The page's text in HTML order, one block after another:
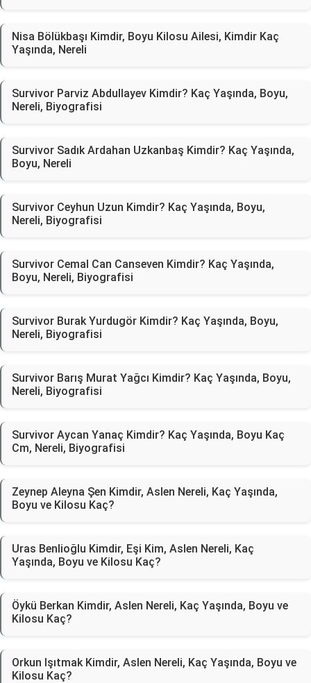
Nisa Bölükbaşı Kimdir, Boyu Kilosu Ailesi, Kimdir Kaç
Yaşında, Nereli
Survivor Parviz Abdullayev Kimdir? Kaç Yaşında, Boyu,
Nereli, Biyografisi
Survivor Sadık Ardahan Uzkanbaş Kimdir? Kaç Yaşında,
Boyu, Nereli
Survivor Ceyhun Uzun Kimdir? Kaç Yaşında, Boyu,
Nereli, Biyografisi
Survivor Cemal Can Canseven Kimdir? Kaç Yaşında,
Boyu, Nereli, Biyografisi
Survivor Burak Yurdugör Kimdir? Kaç Yaşında, Boyu,
Nereli, Biyografisi
Survivor Barış Murat Yağcı Kimdir? Kaç Yaşında, Boyu,
Nereli, Biyografisi
Survivor Aycan Yanaç Kimdir? Kaç Yaşında, Boyu Kaç
Cm, Nereli, Biyografisi
Zeynep Aleyna Şen Kimdir, Aslen Nereli, Kaç Yaşında,
Boyu ve Kilosu Kaç?
Uras Benlioğlu Kimdir, Eşi Kim, Aslen Nereli, Kaç
Yaşında, Boyu ve Kilosu Kaç?
Öykü Berkan Kimdir, Aslen Nereli, Kaç Yaşında, Boyu ve
Kilosu Kaç?
Orkun Işıtmak Kimdir, Aslen Nereli, Kaç Yaşında, Boyu ve
Kilosu Kaç?